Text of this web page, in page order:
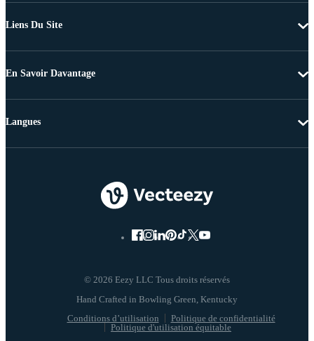
Liens Du Site
En Savoir Davantage
© 2026 Eezy LLC Tous droits réservés
Conditions d’utilisation
Politique de confidentialité
Politique d'utilisation équitable
Langues